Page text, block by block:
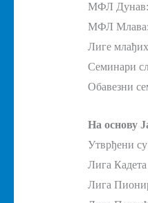
МФЛ Дунав:
МФЛ Млава:
Лиге
Семинари
Обавезни
На основу
Утврђени
Лига
Лига